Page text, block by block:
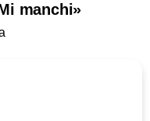
manchi»